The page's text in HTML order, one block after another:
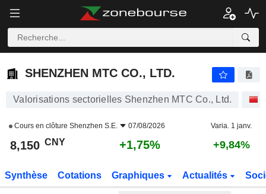
SHENZHEN MTC CO., LTD.
SHENZHEN MTC CO., LTD.
Valorisations sectorielles Shenzhen MTC Co., Ltd.
Cours en clôture Shenzhen S.E. 07/08/2026 Varia. 1 janv.
8,150 CNY +1,75% +9,84%
Synthèse Cotations Graphiques Actualités